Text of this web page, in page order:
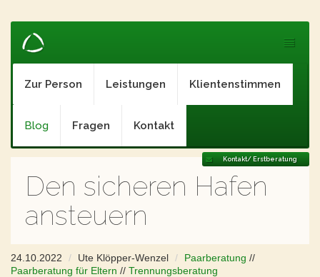
Zur Person Leistungen Klientenstimmen
Blog Fragen Kontakt
Kontakt/ Erstberatung
Den sicheren Hafen
ansteuern
24.10.2022 Ute Klöpper-Wenzel Paarberatung //
Paarberatung für Eltern // Trennungsberatung